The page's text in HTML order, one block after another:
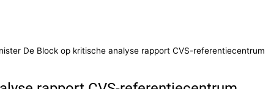
De Block op kritische analyse rapport CVS-referentiecentrum